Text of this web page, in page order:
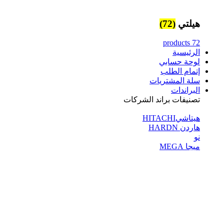
هيلتي (72)
72 products
الرئيسية
لوحة حسابي
إتمام الطلب
سلة المشتريات
البراندات
تصنيفات براند الشركات
هيتاشيHITACHI
هاردن HARDN
نو
ميجا MEGA